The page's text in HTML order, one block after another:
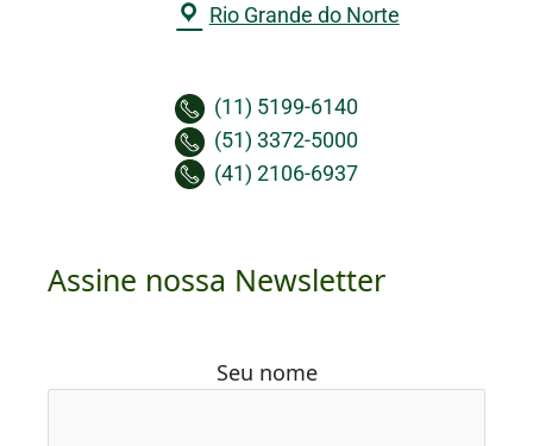
Rio Grande do Norte
(11) 5199-6140
(51) 3372-5000
(41) 2106-6937
Assine nossa Newsletter
Seu nome